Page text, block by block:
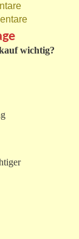
wichtig?